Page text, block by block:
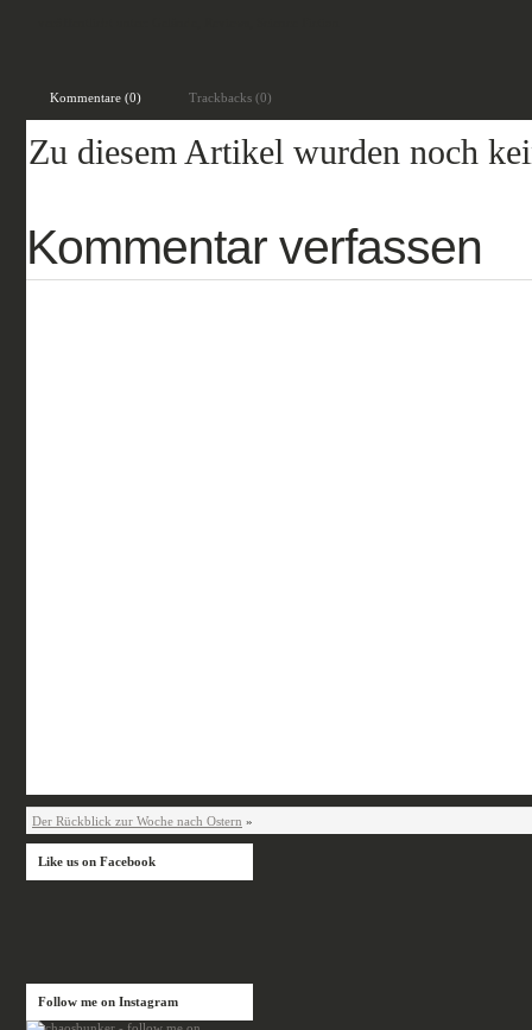
Kommentare (0) Trackbacks (0)
Zu diesem Artikel wurden noch
Kommentar verfassen
Der Rückblick zur Woche nach Ostern »
Like us on Facebook
Follow me on Instagram